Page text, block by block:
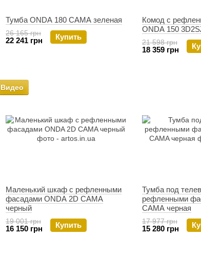
Тумба ONDA 180 CAMA зеленая
26 165 грн
22 241 грн Купить
Комод с
ONDA 150
21 598 грн
18 359 грн
Видео
Маленький шкаф с рефленными
фасадами ONDA 2D CAMA
черный
19 001 грн
16 150 грн Купить
Тумба под
рефленными
CAMA черная
17 977 грн
15 280 грн